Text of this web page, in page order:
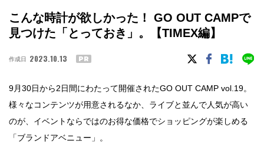
こんな時計が欲しかった！ GO OUT CAMPで
見つけた「とっておき」。【TIMEX編】
作成日 2023.10.13 PR
9月30日から2日間にわたって開催されたGO OUT CAMP vol.19。
様々なコンテンツが用意されるなか、ライブと並んで人気が高い
のが、イベントならではのお得な価格でショッピングが楽しめる
「ブランドアベニュー」。